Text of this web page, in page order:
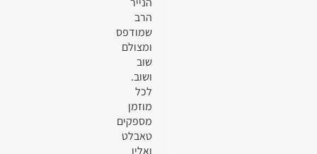
הרב
שמודפס
ומצולם
שוב
ושוב.
לכל
מוזמן
מספקים
טאבלט
ואליו